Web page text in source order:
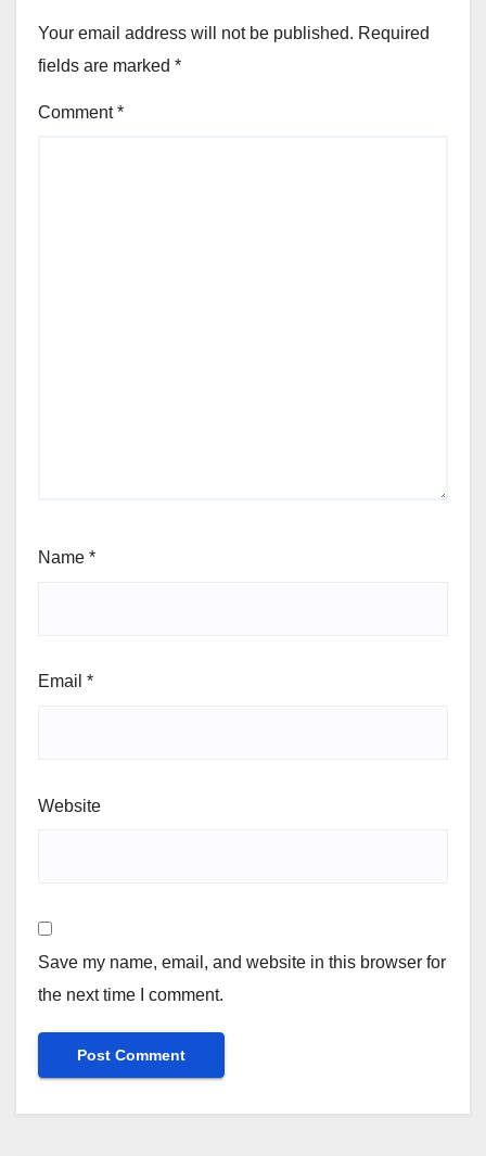
Your email address will not be published. Required
fields are marked *
Comment*
Name *
Email *
Website
Save my name, email, and website in this browser for
the next time I comment.